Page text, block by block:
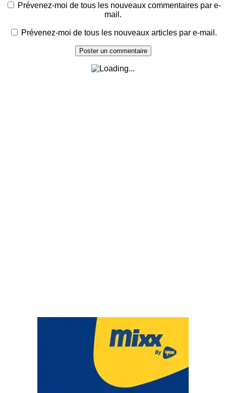
Prévenez-moi de tous les nouveaux commentaires par e-
mail.
Prévenez-moi de tous les nouveaux articles par e-mail.